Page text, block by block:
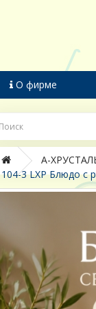
О фирме
A-
104-3 LXP Блюдо с